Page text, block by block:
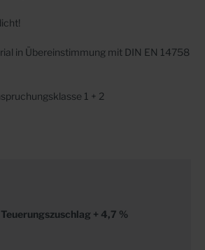
in Übereinstimmung mit DIN EN 14758
1 + 2
+ 4,7 %